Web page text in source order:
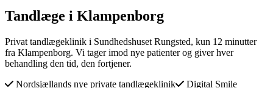
Tandlæge i Klampenborg
Privat tandlægeklinik i Sundhedshuset Rungsted, kun 12 minutter
fra Klampenborg. Vi tager imod nye patienter og giver hver
behandling den tid, den fortjener.
Nordsjællands nye private tandlægeklinik
Digital Smile